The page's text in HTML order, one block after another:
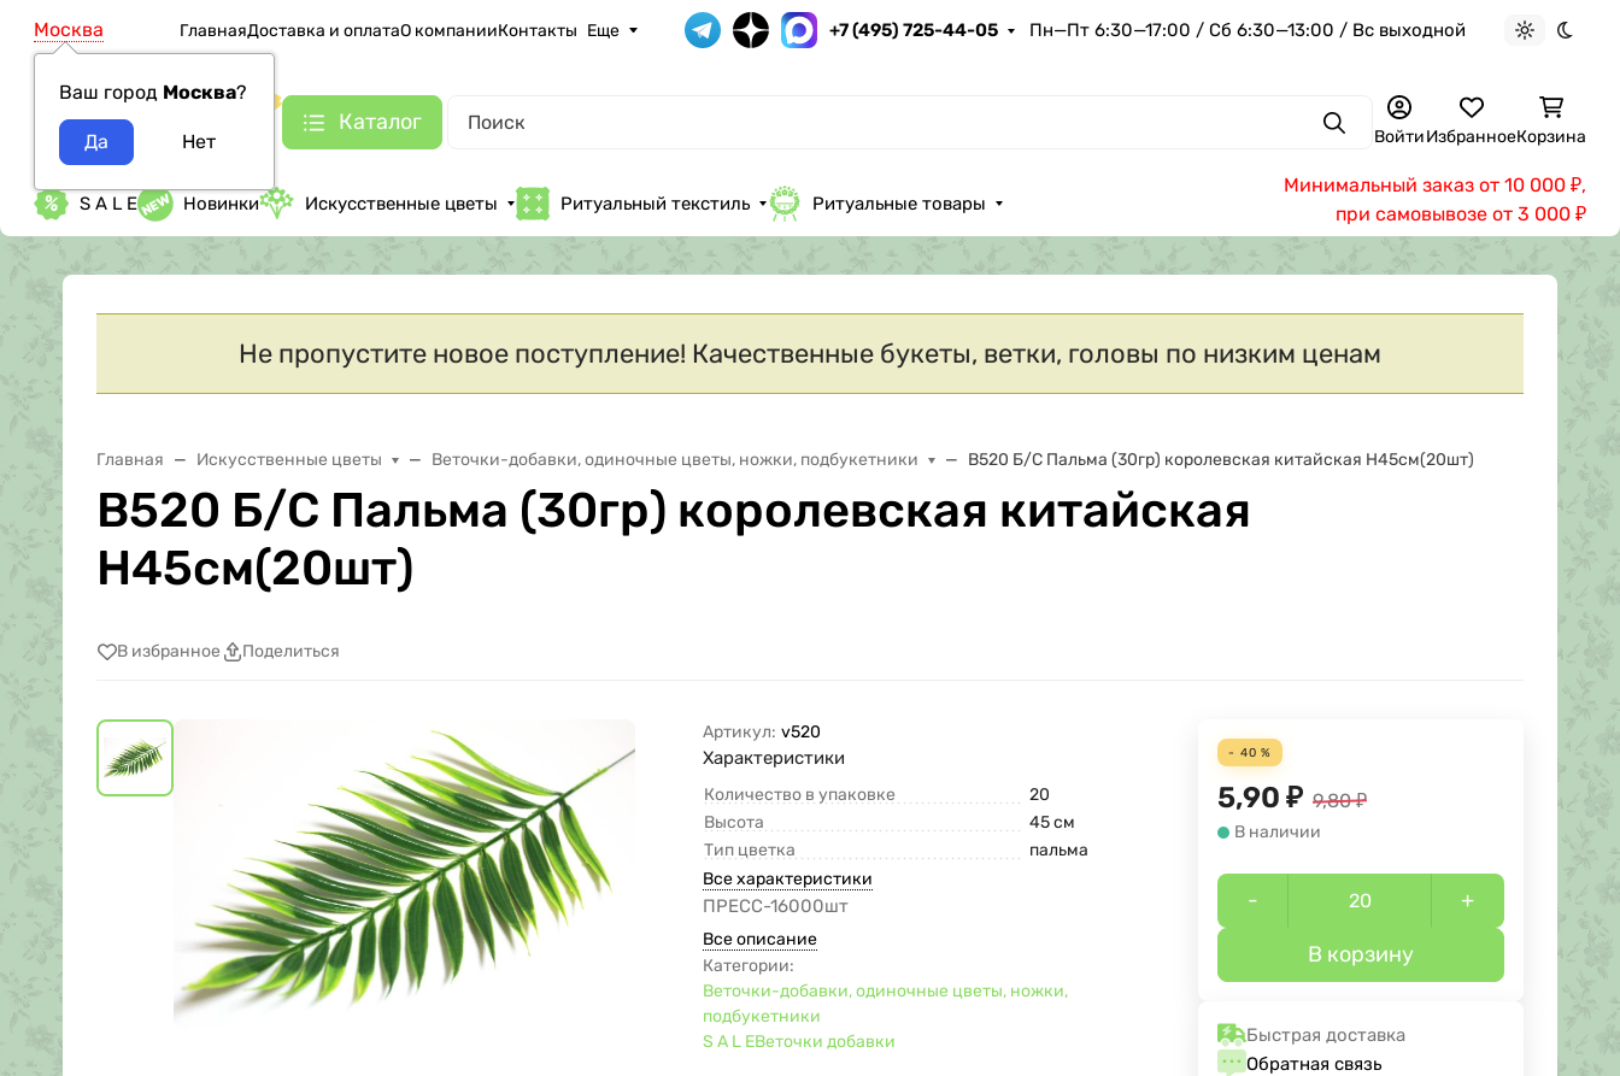
Москва
Ваш город Москва?
ГлавнаяДоставка и оплатаО компанииКонтакты Еще +7 (495) 725-44-05 Пн—Пт 6:30—17:00 / Сб 6:30—13:00 / Вс выходной Светлая
Каталог ПоискВойтиИзбранноеКорзина
S A L E Новинки Искусственные цветы Ритуальный текстиль Ритуальные товары
Минимальный заказ от 10 000 ₽,
при самовывозе от 3 000 ₽
Не пропустите новое поступление! Качественные букеты, ветки, головы по низким ценам
Главная Искусственные цветы Веточки-добавки, одиночные цветы, ножки, подбукетники В520 Б/С Пальма (30гр) королевская китайская Н45см(20шт)
В520 Б/С Пальма (30гр) королевская китайская
Н45см(20шт)
В избранное Поделиться
Артикул: v520
Характеристики
Количество в упаковке
20
Высота
45 см
Тип цветка
пальма
Все характеристики
ПРЕСС-16000шт
Все описание
Категории:
Веточки-добавки, одиночные цветы, ножки,
подбукетники
S A L EВеточки добавки
- 40 %
5,90 ₽ 9,80 ₽
В наличии
- +
В корзину
Быстрая доставка
Обратная связь